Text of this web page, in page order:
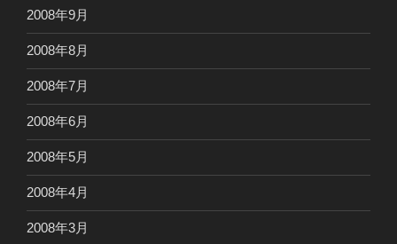
2008年9月
2008年8月
2008年7月
2008年6月
2008年5月
2008年4月
2008年3月